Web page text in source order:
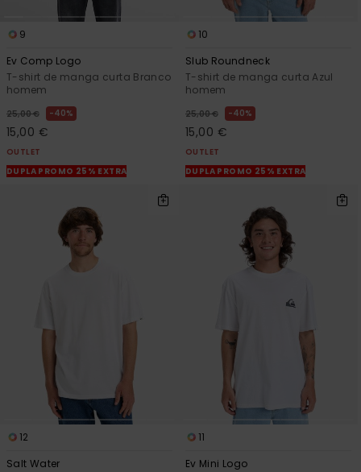
9
Ev Comp Logo
T-shirt de manga curta Branco
homem
25,00 € 40%
15,00 €
OUTLET
DUPLA PROMO 25% EXTRA
10
Slub Roundneck
T-shirt de manga curta Azul
homem
25,00 € 40%
15,00 €
OUTLET
DUPLA PROMO 25% EXTRA
12
Salt Water
11
Ev Mini Logo